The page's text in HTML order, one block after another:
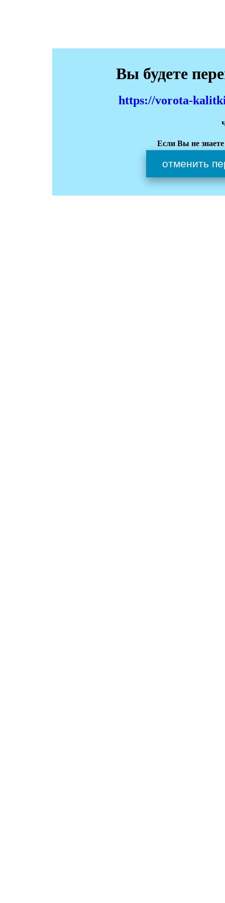
Вы будете
https://vorota-
Если Вы не
отменить